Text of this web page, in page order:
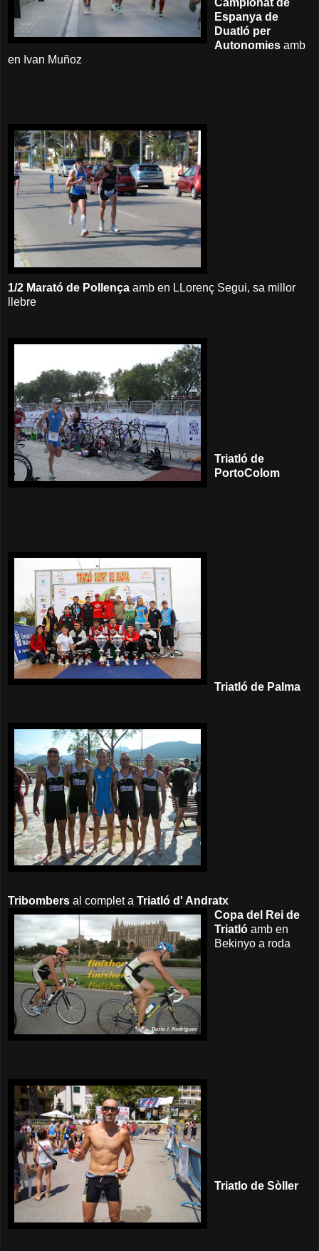
Campionat de
Espanya de
Duatló per
Autonomies amb
en Ivan Muñoz
1/2 Marató de Pollença amb en LLorenç Segui, sa millor
llebre
Triatló de
PortoColom
Triatló de Palma
Tribombers al complet a Triatló d' Andratx
Copa del Rei de
Triatló amb en
Bekinyo a roda
Triatlo de Sòller